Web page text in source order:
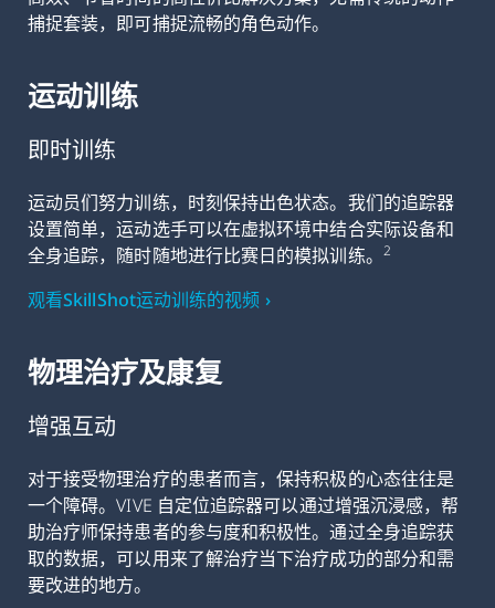
捕捉套装，即可捕捉流畅的角色动作。
运动训练
即时训练
运动员们努力训练，时刻保持出色状态。我们的追踪器
设置简单，运动选手可以在虚拟环境中结合实际设备和
全身追踪，随时随地进行比赛日的模拟训练。 2
观看SkillShot运动训练的视频 ›
物理治疗及康复
增强互动
对于接受物理治疗的患者而言，保持积极的心态往往是
一个障碍。VIVE 自定位追踪器可以通过增强沉浸感，帮
助治疗师保持患者的参与度和积极性。通过全身追踪获
取的数据，可以用来了解治疗当下治疗成功的部分和需
要改进的地方。